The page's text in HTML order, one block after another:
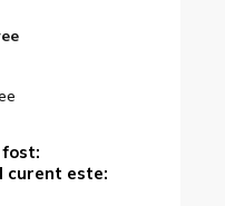
curent este: